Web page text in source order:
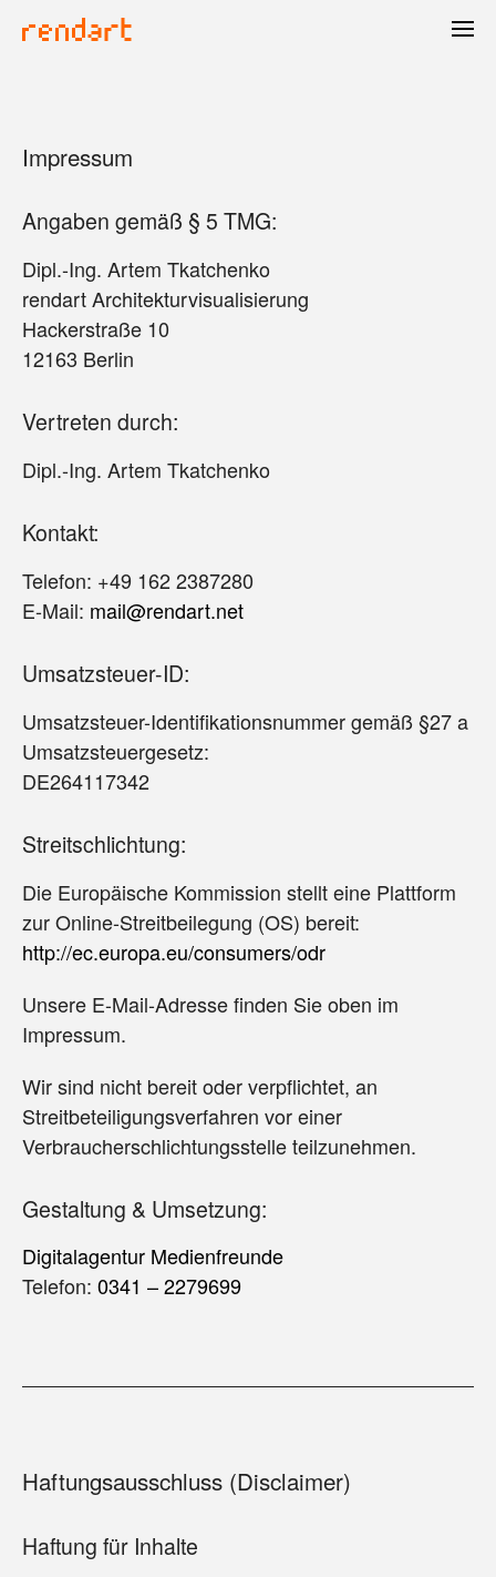
Impressum
Angaben gemäß § 5 TMG:
Dipl.-Ing. Artem Tkatchenko
rendart Architekturvisualisierung
Hackerstraße 10
12163 Berlin
Vertreten durch:
Dipl.-Ing. Artem Tkatchenko
Kontakt:
Telefon: +49 162 2387280
E-Mail: ten.tradner@liam
Umsatzsteuer-ID:
Umsatzsteuer-Identifikationsnummer gemäß §27 a
Umsatzsteuergesetz:
DE264117342
Streitschlichtung:
Die Europäische Kommission stellt eine Plattform
zur Online-Streitbeilegung (OS) bereit:
http://ec.europa.eu/consumers/odr
Unsere E-Mail-Adresse finden Sie oben im
Impressum.
Wir sind nicht bereit oder verpflichtet, an
Streitbeteiligungsverfahren vor einer
Verbraucherschlichtungsstelle teilzunehmen.
Gestaltung & Umsetzung:
Digitalagentur Medienfreunde
Telefon: 0341 – 2279699
Haftungsausschluss (Disclaimer)
Haftung für Inhalte